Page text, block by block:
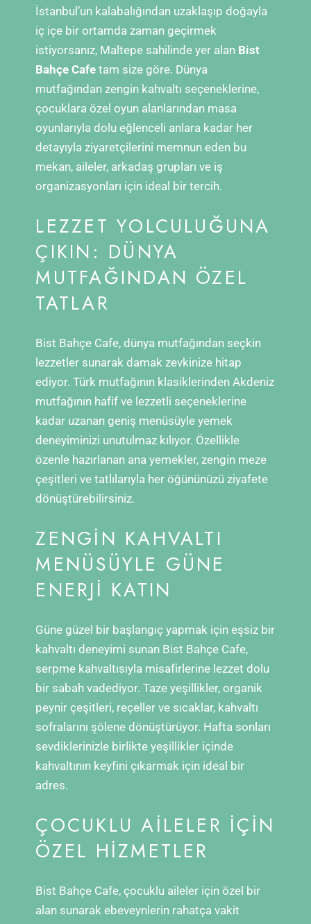
İstanbul’un kalabalığından uzaklaşıp doğayla
iç içe bir ortamda zaman geçirmek
istiyorsanız, Maltepe sahilinde yer alan Bist
Bahçe Cafe tam size göre. Dünya
mutfağından zengin kahvaltı seçeneklerine,
çocuklara özel oyun alanlarından masa
oyunlarıyla dolu eğlenceli anlara kadar her
detayıyla ziyaretçilerini memnun eden bu
mekan, aileler, arkadaş grupları ve iş
organizasyonları için ideal bir tercih.
LEZZET YOLCULUĞUNA
ÇIKIN: DÜNYA
MUTFAĞINDAN ÖZEL
TATLAR
Bist Bahçe Cafe, dünya mutfağından seçkin
lezzetler sunarak damak zevkinize hitap
ediyor. Türk mutfağının klasiklerinden Akdeniz
mutfağının hafif ve lezzetli seçeneklerine
kadar uzanan geniş menüsüyle yemek
deneyiminizi unutulmaz kılıyor. Özellikle
özenle hazırlanan ana yemekler, zengin meze
çeşitleri ve tatlılarıyla her öğününüzü ziyafete
dönüştürebilirsiniz.
ZENGIN KAHVALTI
MENÜSÜYLE GÜNE
ENERJI KATIN
Güne güzel bir başlangıç yapmak için eşsiz bir
kahvaltı deneyimi sunan Bist Bahçe Cafe,
serpme kahvaltısıyla misafirlerine lezzet dolu
bir sabah vadediyor. Taze yeşillikler, organik
peynir çeşitleri, reçeller ve sıcaklar, kahvaltı
sofralarını şölene dönüştürüyor. Hafta sonları
sevdiklerinizle birlikte yeşillikler içinde
kahvaltının keyfini çıkarmak için ideal bir
adres.
ÇOCUKLU AILELER İÇIN
ÖZEL HIZMETLER
Bist Bahçe Cafe, çocuklu aileler için özel bir
alan sunarak ebeveynlerin rahatça vakit